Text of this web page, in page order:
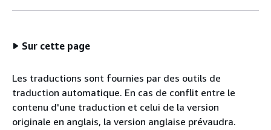
Sur cette page
Les traductions sont fournies par des outils de
traduction automatique. En cas de conflit entre le
contenu d'une traduction et celui de la version
originale en anglais, la version anglaise prévaudra.